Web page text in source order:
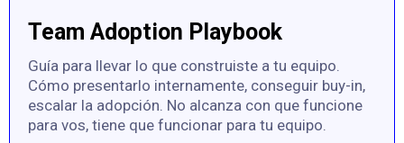
Team Adoption Playbook
Guía para llevar lo que construiste a tu equipo.
Cómo presentarlo internamente, conseguir buy-in,
escalar la adopción. No alcanza con que funcione
para vos, tiene que funcionar para tu equipo.